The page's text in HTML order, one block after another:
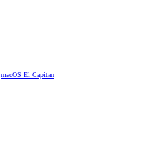
macOS El Capitan